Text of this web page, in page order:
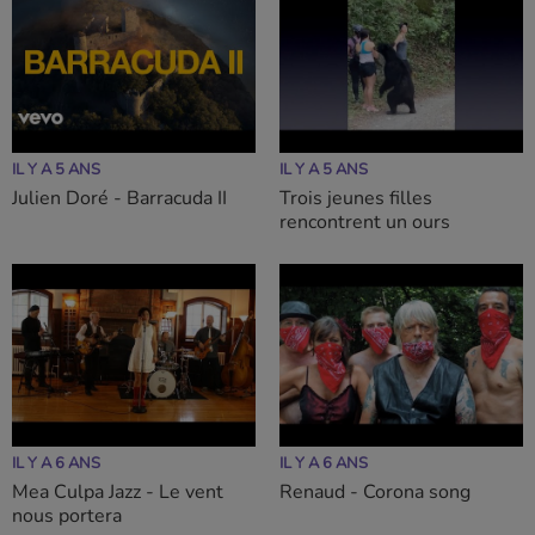
IL Y A 5 ANS
Julien Doré - Barracuda II
IL Y A 5 ANS
Trois jeunes filles
rencontrent un ours
IL Y A 6 ANS
Mea Culpa Jazz - Le vent
nous portera
IL Y A 6 ANS
Renaud - Corona song